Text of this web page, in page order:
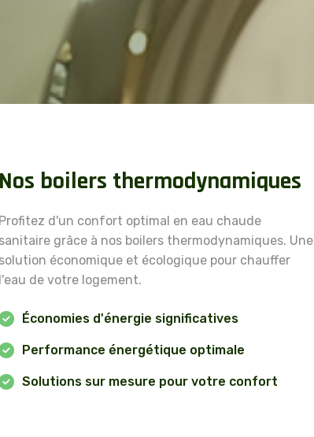
Nos boilers thermodynamiques
Profitez d'un confort optimal en eau chaude
sanitaire grâce à nos boilers thermodynamiques. Une
solution économique et écologique pour chauffer
l'eau de votre logement.
Économies d'énergie significatives
Performance énergétique optimale
Solutions sur mesure pour votre confort